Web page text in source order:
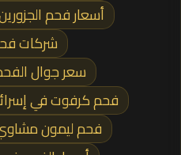
أسعار فحم
شركات
سعر جوال
فحم كرفوت في
فحم ليمون